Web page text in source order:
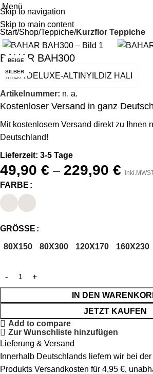
Skip to navigation
Skip to main content
Menü
Start Shop Teppiche Kurzflor Teppiche
-22%
BEIGE
SILBER
BAHAR BAH300
MIBA DELUXE-ALTINYILDIZ HALI
Artikelnummer: n. a.
Kostenloser Versand in ganz
Mit kostenlosem Versand direkt zu Ihnen
Deutschland!
Lieferzeit: 3-5 Tage
49,90 € – 229,90 €
FARBE
GRÖSSE
80X150 80X300 120X170 160X230
IN DEN
JETZT KAUFEN
Add to compare
Zur Wunschliste hinzufügen
Lieferung & Versand
Innerhalb Deutschlands liefern wir bei
Produkts Versandkosten für 4,95 €,